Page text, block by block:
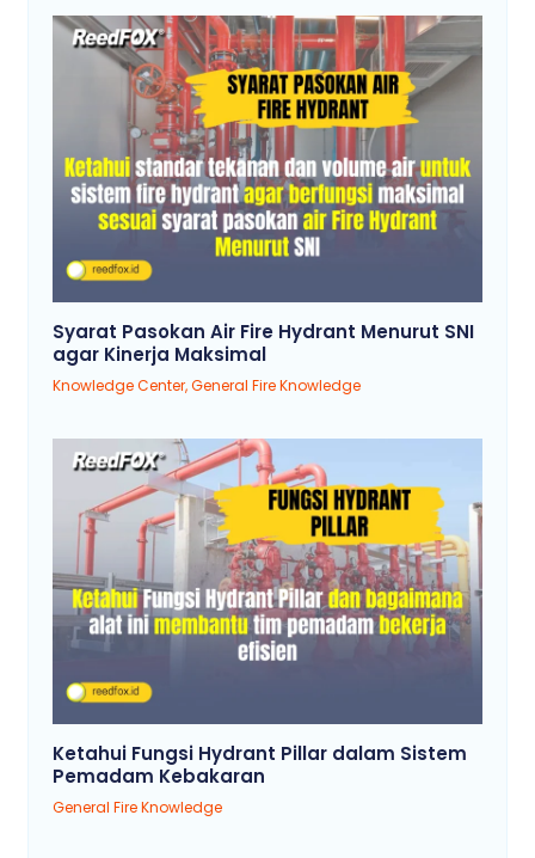
Syarat Pasokan Air Fire Hydrant Menurut SNI
agar Kinerja Maksimal
Knowledge Center,General Fire Knowledge
Ketahui Fungsi Hydrant Pillar dalam Sistem
Pemadam Kebakaran
General Fire Knowledge